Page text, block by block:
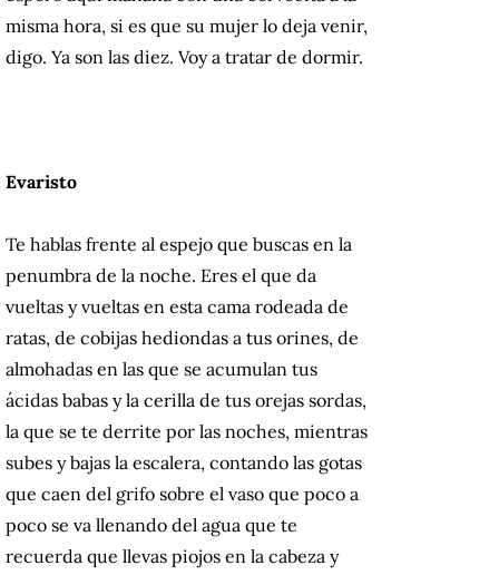
misma hora, si es que su mujer lo deja venir,
digo. Ya son las diez. Voy a tratar de dormir.
Evaristo
Te hablas frente al espejo que buscas en la
penumbra de la noche. Eres el que da
vueltas y vueltas en esta cama rodeada de
ratas, de cobijas hediondas a tus orines, de
almohadas en las que se acumulan tus
ácidas babas y la cerilla de tus orejas sordas,
la que se te derrite por las noches, mientras
subes y bajas la escalera, contando las gotas
que caen del grifo sobre el vaso que poco a
poco se va llenando del agua que te
recuerda que llevas piojos en la cabeza y